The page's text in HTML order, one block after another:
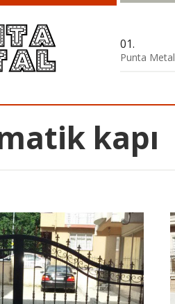
Punta Metal
kapı